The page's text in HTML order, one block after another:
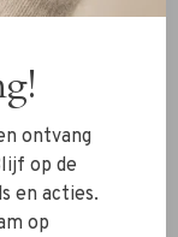
ontvang
op de
en acties.
op